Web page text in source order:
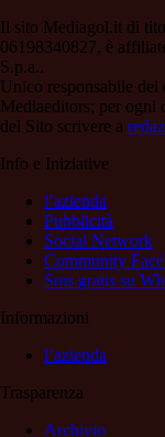
Il sito Mediagol.it di
06198340827, è
S.p.a..
Unico responsabile
Mediaeditors; per ogni
del Sito scrivere a
Info e Iniziative
l’azienda
Pubblicità
Social Network
Community
Sms gratis su
Informazioni
l’azienda
Trasparenza
Archivio